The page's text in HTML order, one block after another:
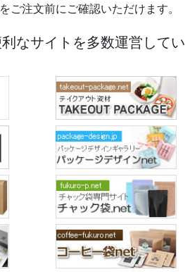
ご注文前にご確認いただけます。
なサイトを多数運営してい